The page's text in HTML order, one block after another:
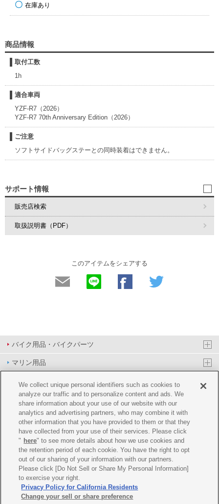
在庫あり
商品情報
取付工数
1h
適合車両
YZF-R7（2026）
YZF-R7 70th Anniversary Edition（2026）
ご注意
ソフトサイドバッグステーとの同時装着はできません。
サポート情報
販売店検索
取扱説明書（PDF）
このアイテムをシェアする
バイク用品・バイクパーツ
マリン用品
PAS/YPJ用品
その他用品
イベント&エンターテイメント
オンラインショップ
企業情報
ご利用規約 推薦環境 プライバシーポリシー Cookie ポリシー
We collect unique personal identifiers such as cookies to
analyze our traffic and to personalize content and ads. We
share information about your use of our website with our
analytics and advertising partners, who may combine it with
other information that you have provided to them or that they
have collected from your use of their services. Please click
" here" to see more details about how we use cookies and
the retention period of each cookie. You have the right to opt
out of our sharing of your information with our partners.
Please click [Do Not Sell or Share My Personal Information]
to exercise your right.
Privacy Policy for California Residents
Change your sell or share preference